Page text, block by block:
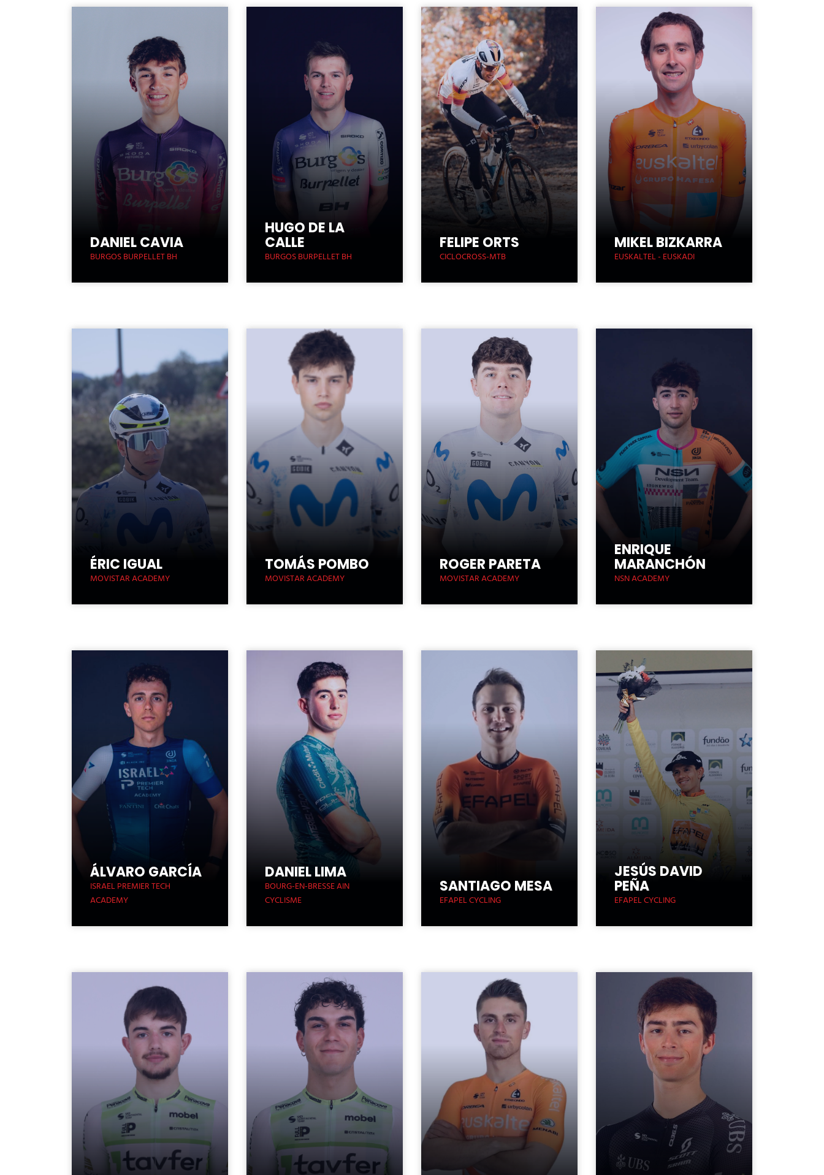
DANIEL CAVIA
BURGOS BURPELLET BH
HUGO DE LA
CALLE
BURGOS BURPELLET BH
FELIPE ORTS
CICLOCROSS-MTB
MIKEL BIZKARRA
EUSKALTEL - EUSKADI
ÉRIC IGUAL
MOVISTAR ACADEMY
TOMÁS POMBO
MOVISTAR ACADEMY
ROGER PARETA
MOVISTAR ACADEMY
ENRIQUE
MARANCHÓN
NSN ACADEMY
ÁLVARO GARCÍA
ISRAEL PREMIER TECH
ACADEMY
DANIEL LIMA
BOURG-EN-BRESSE AIN
CYCLISME
SANTIAGO MESA
EFAPEL CYCLING
JESÚS DAVID
PEÑA
EFAPEL CYCLING